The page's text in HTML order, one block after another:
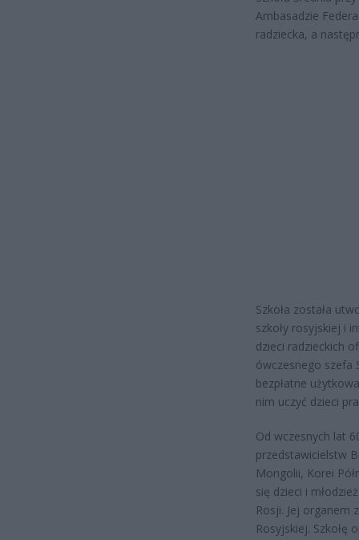
Ambasadzie
radziecka, a
Szkoła została
szkoły rosyjskiej i
dzieci radzieckich
ówczesnego szefa
bezpłatne
nim uczyć dzieci
Od wczesnych lat
przedstawicielstw
Mongolii, Korei
się dzieci i
Rosji. Jej organem
Rosyjskiej. Szkołę